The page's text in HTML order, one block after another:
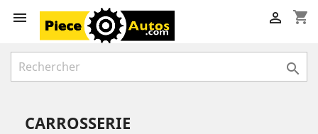
 shopping_cart


CARROSSERIE